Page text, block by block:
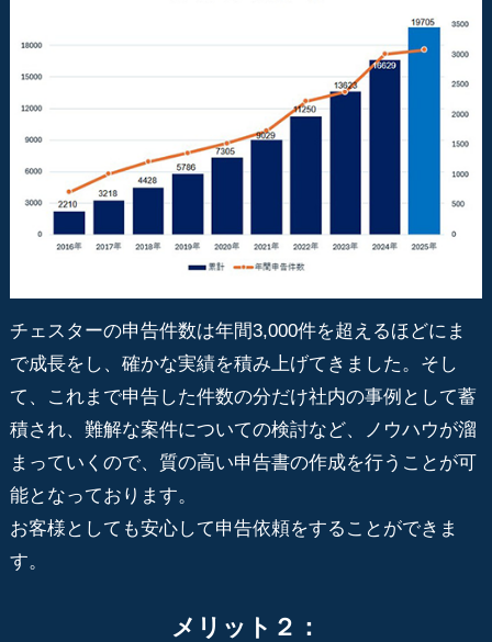
チェスターの申告件数は年間3,000件を超えるほどにま
で成長をし、確かな実績を積み上げてきました。そし
て、これまで申告した件数の分だけ社内の事例として蓄
積され、難解な案件についての検討など、ノウハウが溜
まっていくので、質の高い申告書の作成を行うことが可
能となっております。
お客様としても安心して申告依頼をすることができま
す。
メリット２：